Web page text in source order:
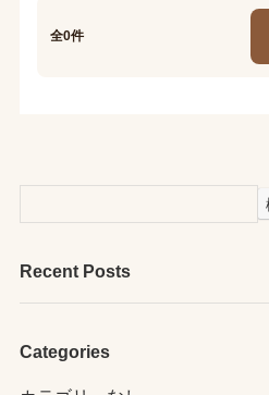
全0件
Recent Posts
Categories